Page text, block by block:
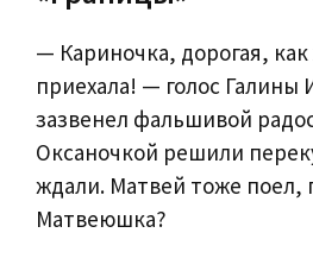
— Кариночка, дорогая,
приехала! — голос Галины
зазвенел фальшивой
Оксаночкой решили
ждали. Матвей тоже поел,
Матвеюшка?